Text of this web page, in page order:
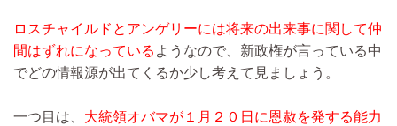
ロスチャイルドとアンゲリーには将来の出来事に関して仲
間はずれになっている ようなので、新政権が言っている中
でどの情報源が出てくるか少し考えて見ましょう。
一つ目は、 大統領オバマが１月２０日に恩赦を発する能力